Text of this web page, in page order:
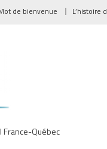
de bienvenue L’histoire
France-Québec